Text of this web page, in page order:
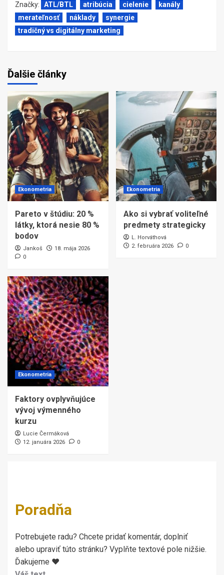
Značky: ATL/BTL atribúcia cielenie
kanály
merateľnosť
náklady
synergie
tradičný vs digitálny marketing
Ďalšie články
Ekonometria
Pareto v štúdiu: 20 %
látky, ktorá nesie 80 %
bodov
Jankoš
18. mája 2026
0
Ekonometria
Ako si vybrať voliteľné
predmety strategicky
L. Horváthová
2. februára 2026
0
Ekonometria
Faktory ovplyvňujúce
vývoj výmenného
kurzu
Lucie Čermáková
12. januára 2026
0
Poradňa
Potrebujete radu? Chcete pridať komentár, doplniť
alebo upraviť túto stránku? Vyplňte textové pole nižšie.
Ďakujeme ♥